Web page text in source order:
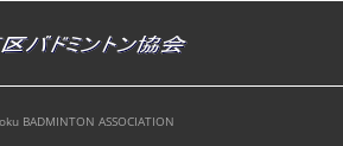
BADMINTON ASSOCIATION